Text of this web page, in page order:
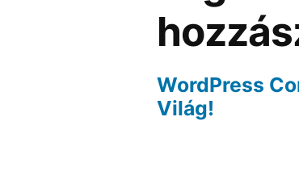
WordPress
Világ!